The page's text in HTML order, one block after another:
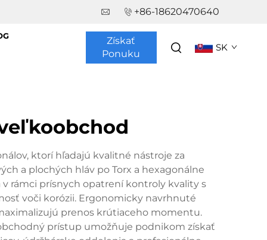
+86-18620470640
Získať
Ponuku
SK
ktorí hľadajú kvalitné nástroje za
a plochých hláv po Torx a hexagonálne
rámci prísnych opatrení kontroly kvality s
voči korózii. Ergonomicky navrhnuté
prenos krútiaceho momentu.
prístup umožňuje podnikom získať